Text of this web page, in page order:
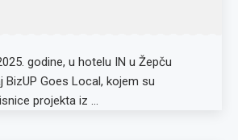
godine, u hotelu IN u Žepču
BizUP Goes Local, kojem su
projekta iz …